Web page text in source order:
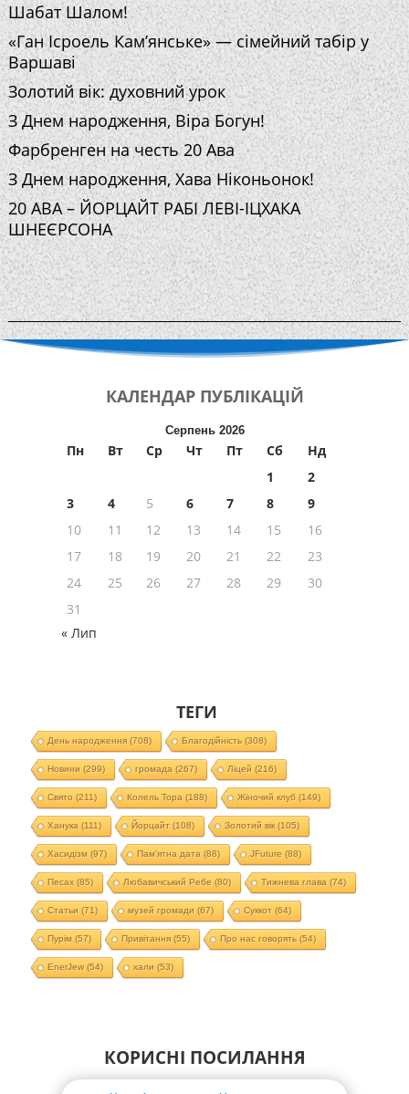
Шабат Шалом!
«Ган Ісроель Кам’янське» — сімейний табір у
Варшаві
Золотий вік: духовний урок
З Днем народження, Віра Богун!
Фарбренген на честь 20 Ава
З Днем народження, Хава Ніконьонок!
20 АВА – ЙОРЦАЙТ РАБІ ЛЕВІ-ІЦХАКА
ШНЕЄРСОНА
КАЛЕНДАР ПУБЛІКАЦІЙ
Серпень 2026
Пн Вт Ср Чт Пт Сб
Нд
1
2
3
4 5 6 7 8
9
10
11 12 13 14 15
16
17
18 19 20 21 22
23
24
25 26 27 28 29
30
31
« Лип
ТЕГИ
День народження(708) Благодійність (308)
Новини (299) громада (267) Ліцей (216)
Свято (211) Колель Тора (188) Жіночий клуб (149)
Ханука (111) Йорцайт (108) Золотий вік(105)
Хасидізм (97) Пам'ятна дата (88) JFuture (88)
Песах(85) Любавичський Ребе (80) Тижнева глава (74)
Статьи (71) музей громади (67) Суккот (64)
Пурім (57) Привітання(55) Про нас говорять (54)
EnerJew(54) хали (53)
КОРИСНІ ПОСИЛАННЯ